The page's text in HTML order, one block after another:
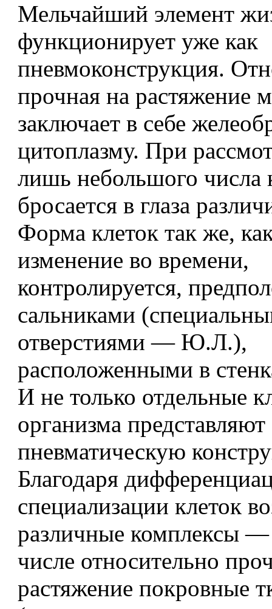
Мельчайший элемент
функционирует уже как
пневмоконструкция.
прочная на растяжение
заключает в себе
цитоплазму. При
лишь небольшого числа
бросается в глаза
Форма клеток так же,
изменение во времени,
контролируется,
сальниками
отверстиями — Ю.Л.),
расположенными в
И не только отдельные
организма
пневматическую
Благодаря
специализации клеток
различные комплексы —
числе относительно
растяжение покровные